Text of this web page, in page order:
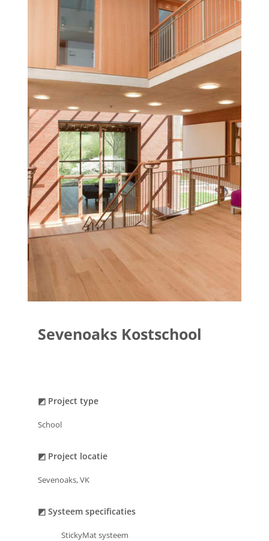
Sevenoaks Kostschool
◩ Project type
School
◩ Project locatie
Sevenoaks, VK
◩ Systeem specificaties
StickyMat systeem